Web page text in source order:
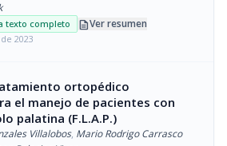
texto completo descriptionVer resumen
2023
ortopédico
el manejo de pacientes con
palatina (F.L.A.P.)
Villalobos, Mario Rodrigo Carrasco